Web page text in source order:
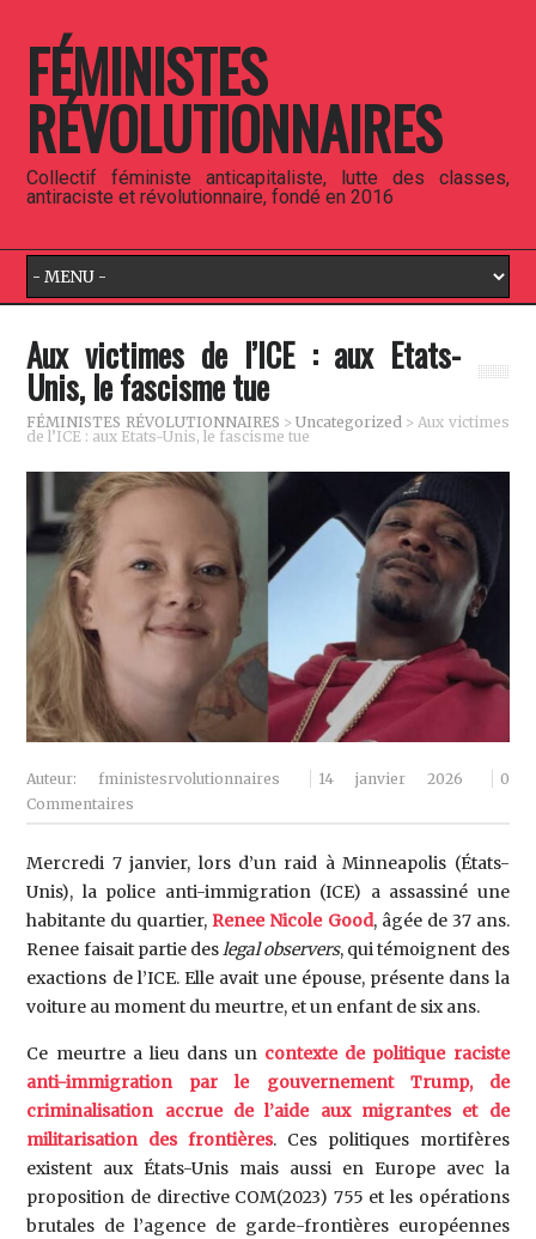
FÉMINISTES
RÉVOLUTIONNAIRES
Collectif féministe anticapitaliste, lutte des classes,
antiraciste et révolutionnaire, fondé en 2016
Aux victimes de l’ICE : aux Etats-
Unis, le fascisme tue
FÉMINISTES RÉVOLUTIONNAIRES >Uncategorized >Aux victimes
de l’ICE : aux Etats-Unis, le fascisme tue
Auteur: fministesrvolutionnaires 14 janvier 2026
0
Commentaires
Mercredi 7 janvier, lors d’un raid à Minneapolis (États-
Unis), la police anti-immigration (ICE) a assassiné une
habitante du quartier,Renee Nicole Good, âgée de 37 ans.
Renee faisait partie deslegal observers, qui témoignent des
exactions de l’ICE. Elle avait une épouse, présente dans la
voiture au moment du meurtre, et un enfant de six ans.
Ce meurtre a lieu dans un contexte de politique raciste
anti-immigration par le gouvernement Trump, de
criminalisation accrue de l’aide aux migrant·es et de
militarisation des frontières. Ces politiques mortifères
existent aux États-Unis mais aussi en Europe avec la
proposition de directive COM(2023) 755 et les opérations
brutales de l’agence de garde-frontières européennes